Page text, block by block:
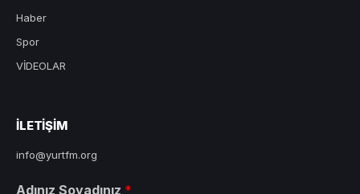
Haber
Spor
VİDEOLAR
ILETIŞIM
info@yurtfm.org
Adınız Soyadınız *